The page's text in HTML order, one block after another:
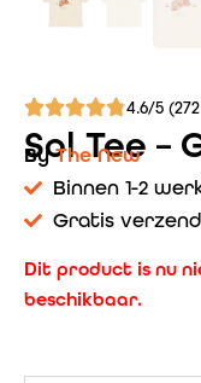
4.6/5
Sol Tee –
ByThe New
Binnen 1-2
Gratis
Dit product is nu
beschikbaar.